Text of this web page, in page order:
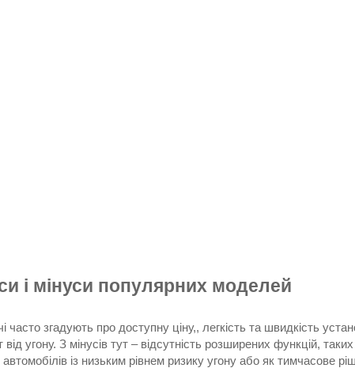
і мінуси популярних моделей
часто згадують про доступну ціну,, легкість та швидкість
угону. З мінусів тут – відсутність розширених функцій,
із низьким рівнем ризику угону або як тимчасове